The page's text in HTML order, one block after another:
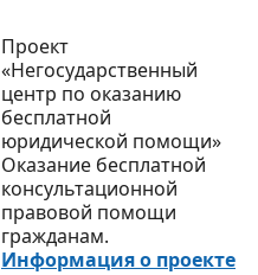
Проект
«Негосударственный
центр по оказанию
бесплатной
юридической помощи»
Оказание бесплатной
консультационной
правовой помощи
гражданам.
Информация о проекте